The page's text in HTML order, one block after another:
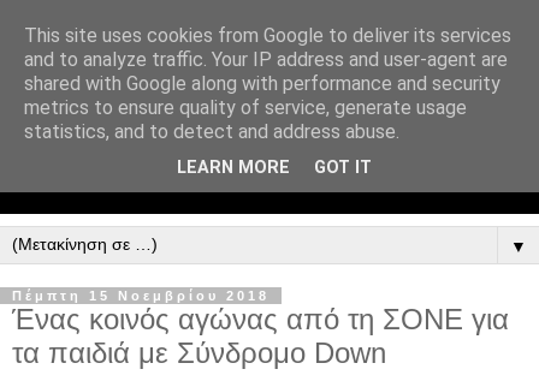
▼
Πέμπτη 15 Νοεμβρίου 2018
Ένας κοινός αγώνας από τη ΣΟΝΕ για
τα παιδιά με Σύνδρομο Down
This site uses cookies from Google to deliver its services
and to analyze traffic. Your IP address and user-agent are
shared with Google along with performance and security
metrics to ensure quality of service, generate usage
statistics, and to detect and address abuse.
LEARN MORE GOT IT